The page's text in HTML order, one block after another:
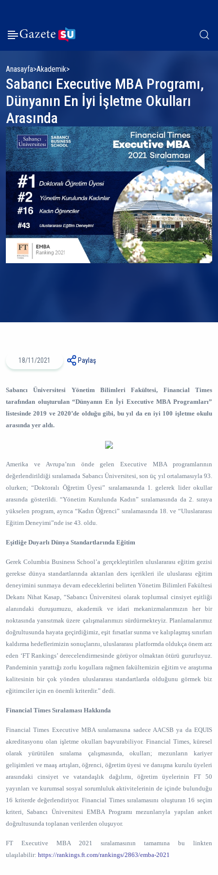
Anasayfa Akademik
Sabancı Executive MBA Programı,
Dünyanın En İyi İşletme Okulları
Arasında
18/11/2021 Paylaş
Sabancı Üniversitesi Yönetim Bilimleri Fakültesi, Financial Times
tarafından oluşturulan “Dünyanın En İyi Executive MBA Programları”
listesinde 2019 ve 2020’de olduğu gibi, bu yıl da en iyi 100 işletme okulu
arasında yer aldı.
Amerika ve Avrupa’nın önde gelen Executive MBA programlarının
değerlendirildiği sıralamada Sabancı Üniversitesi, son üç yıl ortalamasıyla 93.
olurken; “Doktoralı Öğretim Üyesi” sıralamasında 1. gelerek lider okullar
arasında gösterildi. “Yönetim Kurulunda Kadın” sıralamasında da 2. sıraya
yükselen program, ayrıca “Kadın Öğrenci” sıralamasında 18. ve “Uluslararası
Eğitim Deneyimi”nde ise 43. oldu.
Eşitliğe Duyarlı Dünya Standartlarında Eğitim
Gerek Columbia Business School’a gerçekleştirilen uluslararası eğitim gezisi
gerekse dünya standartlarında aktarılan ders içerikleri ile uluslarası eğitim
deneyimini sunmaya devam edeceklerini belirten Yönetim Bilimleri Fakültesi
Dekanı Nihat Kasap, “Sabancı Üniversitesi olarak toplumsal cinsiyet eşitliği
alanındaki duruşumuzu, akademik ve idari mekanizmalarımızın her bir
noktasında yansıtmak üzere çalışmalarımızı sürdürmekteyiz. Planlamalarımız
doğrultusunda hayata geçirdiğimiz, eşit fırsatlar sunma ve kalıplaşmış sınırları
kaldırma hedeflerimizin sonuçlarını, uluslararası platformda oldukça önem arz
eden ‘FT Rankings’ derecelendirmesinde görüyor olmaktan ötürü gururluyuz.
Pandeminin yarattığı zorlu koşullara rağmen fakültemizin eğitim ve araştırma
kalitesinin bir çok yönden uluslararası standartlarda olduğunu görmek biz
eğitimciler için en önemli kriterdir.” dedi.
Financial Times Sıralaması Hakkında
Financial Times Executive MBA sıralamasına sadece AACSB ya da EQUIS
akreditasyonu olan işletme okulları başvurabiliyor. Financial Times, küresel
olarak yürütülen sıralama çalışmasında, okulları; mezunların kariyer
gelişimleri ve maaş artışları, öğrenci, öğretim üyesi ve danışma kurulu üyeleri
arasındaki cinsiyet ve vatandaşlık dağılımı, öğretim üyelerinin FT 50
yayınları ve kurumsal sosyal sorumluluk aktivitelerinin de içinde bulunduğu
16 kriterde değerlendiriyor. Financial Times sıralamasını oluşturan 16 seçim
kriteri, Sabancı Üniversitesi EMBA Programı mezunlarıyla yapılan anket
doğrultusunda toplanan verilerden oluşuyor.
FT Executive MBA 2021 sıralamasının tamamına bu linkten
ulaşılabilir: https://rankings.ft.com/rankings/2863/emba-2021